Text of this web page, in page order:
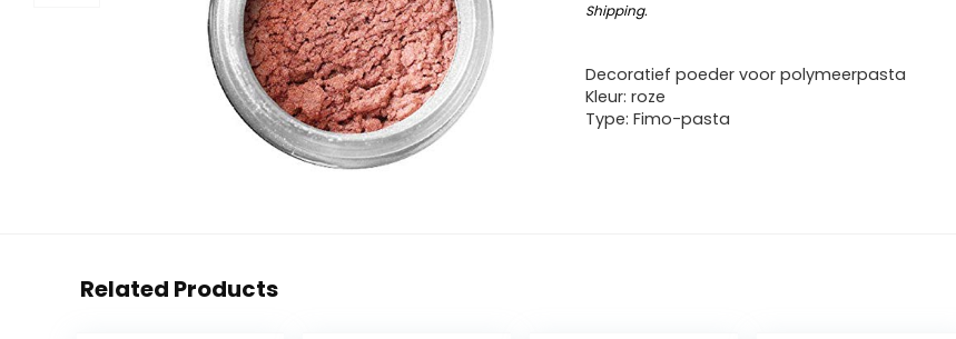
Shipping.
Decoratief poeder voor polymeerpasta
Kleur: roze
Type: Fimo-pasta
Related Products